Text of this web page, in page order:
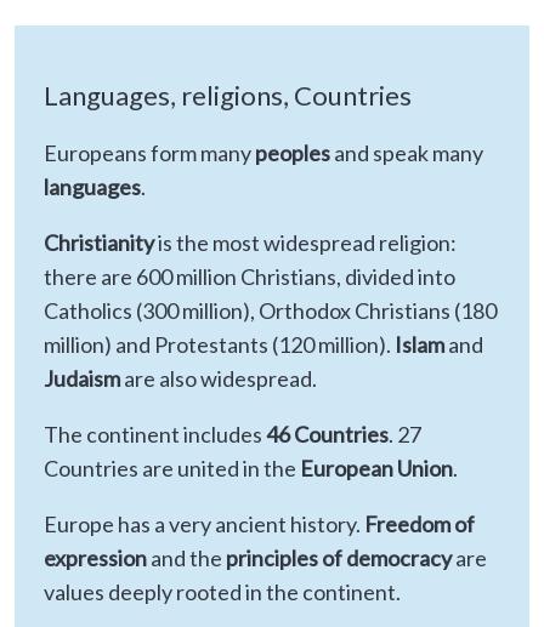
Languages, religions, Countries
Europeans form manypeoplesand speak many
languages.
Christianityis the most widespread religion:
there are 600 million Christians, divided into
Catholics (300 million), Orthodox Christians (180
million) and Protestants (120 million). Islamand
Judaismare also widespread.
The continent includes46 Countries. 27
Countries are united in the European Union.
Europe has a very ancient history. Freedom of
expressionand the principles ofdemocracyare
values deeply rooted in the continent.